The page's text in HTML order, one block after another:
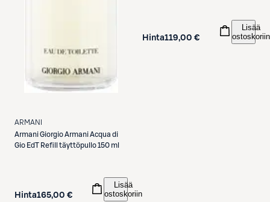
ARMANI
ArmaniGiorgio Armani Acqua di
Gio EdT Refill täyttöpullo 150 ml
Hinta165,00 €
Lisää
ostoskoriin
Hinta119,00 €
Lisää
ostoskoriin